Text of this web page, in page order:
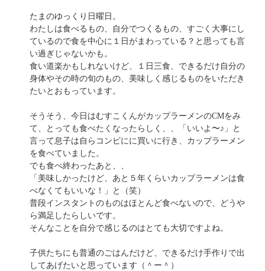
たまのゆっくり日曜日。
わたしは食べるもの、自分でつくるもの、すごく大事にし
ているので食を中心に１日がまわっている？と思っても言
い過ぎじゃないかも。
食い道楽かもしれないけど、１日三食、できるだけ自分の
身体やその時の旬のもの、美味しく感じるものをいただき
たいとおもっています。
そうそう、今日はむすこくんがカップラーメンのCMをみ
て、とっても食べたくなったらしく、、「いいよ〜♪」と
言って息子は自らコンビにに買いに行き、カップラーメン
を食べていました。
でも食べ終わったあと、、
「美味しかったけど、あと５年くらいカップラーメンは食
べなくてもいいな！」と（笑）
普段インスタントのものはほとんど食べないので、どうや
ら満足したらしいです。
そんなことを自分で感じるのはとても大切ですよね。
子供たちにも普通のごはんだけど、できるだけ手作りで出
してあげたいと思っています（＾ー＾）